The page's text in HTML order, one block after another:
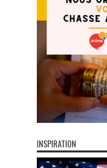
INSPIRATION